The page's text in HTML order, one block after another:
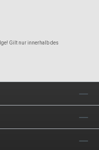
Gilt nur innerhalb des